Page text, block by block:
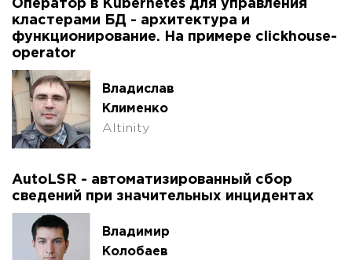
Оператор в Kubernetes для управления
кластерами БД - архитектура и
функционирование. На примере clickhouse-
operator
Владислав
Клименко
Altinity
AutoLSR - автоматизированный сбор
сведений при значительных инцидентах
Владимир
Колобаев